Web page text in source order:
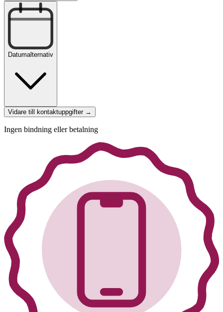
Datumalternativ
Vidare till kontaktuppgifter →
Ingen bindning eller betalning